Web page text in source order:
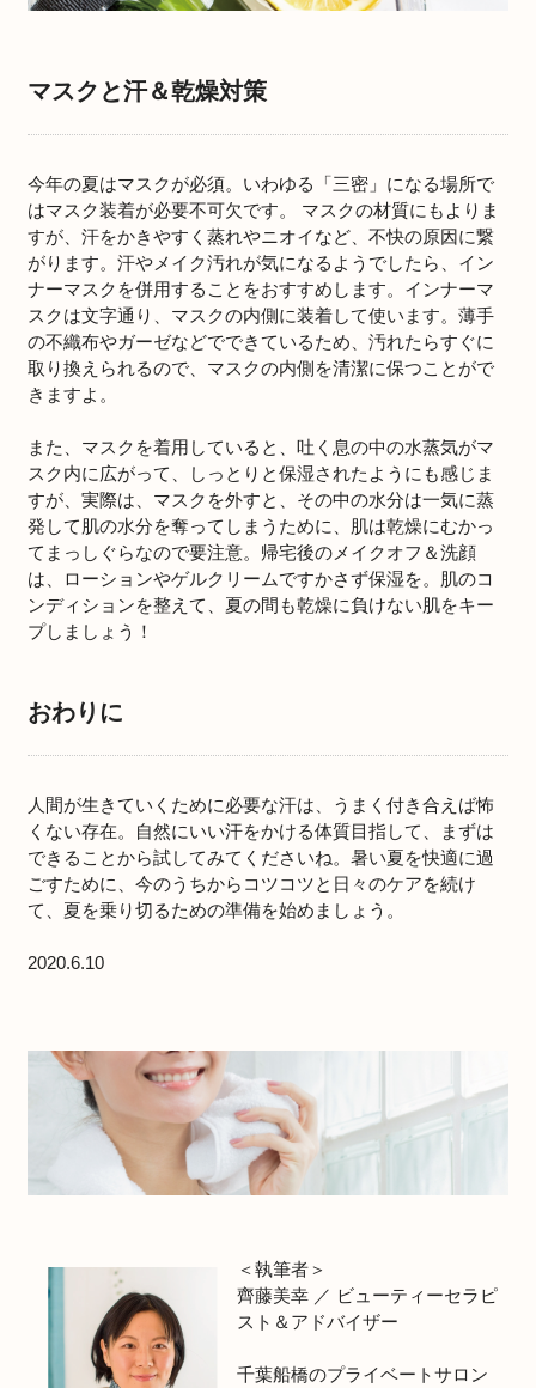
マスクと汗＆乾燥対策
今年の夏はマスクが必須。いわゆる「三密」になる場所で
はマスク装着が必要不可欠です。 マスクの材質にもよりま
すが、汗をかきやすく蒸れやニオイなど、不快の原因に繋
がります。汗やメイク汚れが気になるようでしたら、イン
ナーマスクを併用することをおすすめします。インナーマ
スクは文字通り、マスクの内側に装着して使います。薄手
の不織布やガーゼなどでできているため、汚れたらすぐに
取り換えられるので、マスクの内側を清潔に保つことがで
きますよ。
また、マスクを着用していると、吐く息の中の水蒸気がマ
スク内に広がって、しっとりと保湿されたようにも感じま
すが、実際は、マスクを外すと、その中の水分は一気に蒸
発して肌の水分を奪ってしまうために、肌は乾燥にむかっ
てまっしぐらなので要注意。帰宅後のメイクオフ＆洗顔
は、ローションやゲルクリームですかさず保湿を。肌のコ
ンディションを整えて、夏の間も乾燥に負けない肌をキー
プしましょう！
おわりに
人間が生きていくために必要な汗は、うまく付き合えば怖
くない存在。自然にいい汗をかける体質目指して、まずは
できることから試してみてくださいね。暑い夏を快適に過
ごすために、今のうちからコツコツと日々のケアを続け
て、夏を乗り切るための準備を始めましょう。
2020.6.10
＜執筆者＞
齊藤美幸 ／ ビューティーセラピ
スト＆アドバイザー
千葉船橋のプライベートサロン